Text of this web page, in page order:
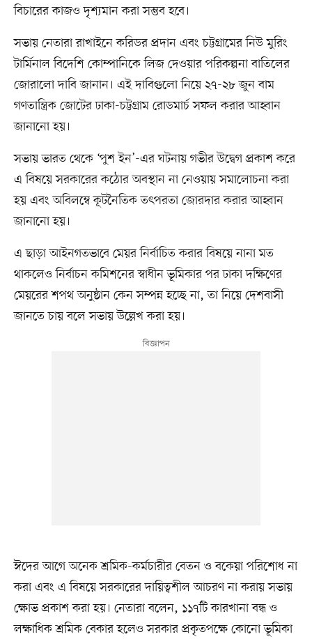
বিচারের কাজও দৃশ্যমান করা সম্ভব হবে।
সভায় নেতারা রাখাইনে করিডর প্রদান এবং চট্টগ্রামের নিউ মুরিং
টার্মিনাল বিদেশি কোম্পানিকে লিজ দেওয়ার পরিকল্পনা বাতিলের
জোরালো দাবি জানান। এই দাবিগুলো নিয়ে ২৭-২৮ জুন বাম
গণতান্ত্রিক জোটের ঢাকা-চট্টগ্রাম রোডমার্চ সফল করার আহ্বান
জানানো হয়।
সভায় ভারত থেকে ‘পুশ ইন’-এর ঘটনায় গভীর উদ্বেগ প্রকাশ করে
এ বিষয়ে সরকারের কঠোর অবস্থান না নেওয়ায় সমালোচনা করা
হয় এবং অবিলম্বে কূটনৈতিক তৎপরতা জোরদার করার আহ্বান
জানানো হয়।
এ ছাড়া আইনগতভাবে মেয়র নির্বাচিত করার বিষয়ে নানা মত
থাকলেও নির্বাচন কমিশনের স্বাধীন ভূমিকার পর ঢাকা দক্ষিণের
মেয়রের শপথ অনুষ্ঠান কেন সম্পন্ন হচ্ছে না, তা নিয়ে দেশবাসী
জানতে চায় বলে সভায় উল্লেখ করা হয়।
ঈদের আগে অনেক শ্রমিক-কর্মচারীর বেতন ও বকেয়া পরিশোধ না
করা এবং এ বিষয়ে সরকারের দায়িত্বশীল আচরণ না করায় সভায়
ক্ষোভ প্রকাশ করা হয়। নেতারা বলেন, ১১৭টি কারখানা বন্ধ ও
লক্ষাধিক শ্রমিক বেকার হলেও সরকার প্রকৃতপক্ষে কোনো ভূমিকা